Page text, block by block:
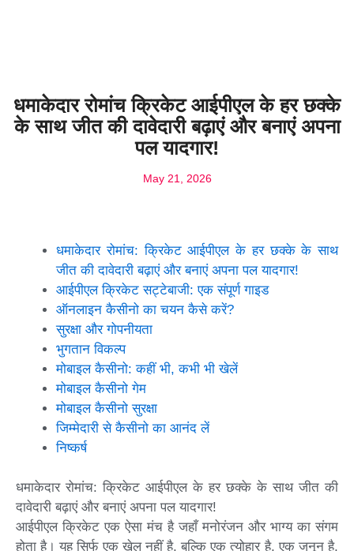
धमाकेदार रोमांच क्रिकेट आईपीएल के हर छक्के
के साथ जीत की दावेदारी बढ़ाएं और बनाएं अपना
पल यादगार!
May 21, 2026
धमाकेदार रोमांच: क्रिकेट आईपीएल के हर छक्के के साथ
जीत की दावेदारी बढ़ाएं और बनाएं अपना पल यादगार!
आईपीएल क्रिकेट सट्टेबाजी: एक संपूर्ण गाइड
ऑनलाइन कैसीनो का चयन कैसे करें?
सुरक्षा और गोपनीयता
भुगतान विकल्प
मोबाइल कैसीनो: कहीं भी, कभी भी खेलें
मोबाइल कैसीनो गेम
मोबाइल कैसीनो सुरक्षा
जिम्मेदारी से कैसीनो का आनंद लें
निष्कर्ष
धमाकेदार रोमांच: क्रिकेट आईपीएल के हर छक्के के साथ जीत की
दावेदारी बढ़ाएं और बनाएं अपना पल यादगार!
आईपीएल क्रिकेट एक ऐसा मंच है जहाँ मनोरंजन और भाग्य का संगम
होता है। यह सिर्फ एक खेल नहीं है, बल्कि एक त्योहार है, एक जुनून है,